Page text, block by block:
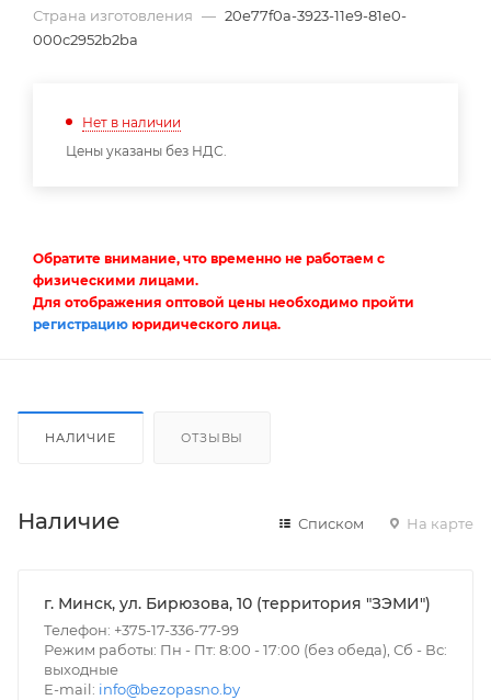
Страна изготовления — 20e77f0a-3923-11e9-81e0-
000c2952b2ba
Нет в наличии
Цены указаны без НДС.
Обратите внимание, что временно не работаем с
физическими лицами.
Для отображения оптовой цены необходимо пройти
регистрацию юридического лица.
НАЛИЧИЕ ОТЗЫВЫ
Наличие Списком На карте
г. Минск, ул. Бирюзова, 10 (территория "ЗЭМИ")
Телефон: +375-17-336-77-99
Режим работы: Пн - Пт: 8:00 - 17:00 (без обеда), Сб - Вс:
выходные
E-mail: info@bezopasno.by